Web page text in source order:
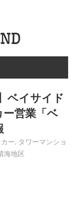
ベイサイド
営業「ベ
ー, タワーマンショ
海地区